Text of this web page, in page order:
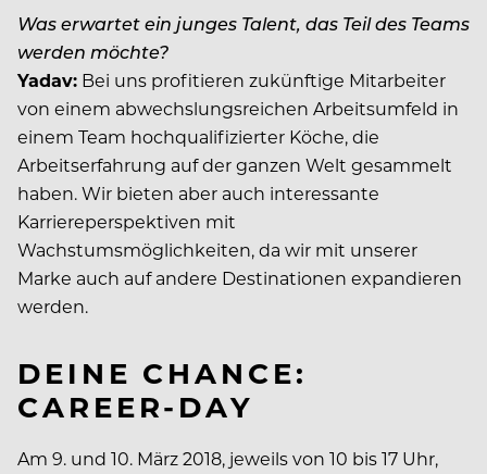
Was erwartet ein junges Talent, das Teil des Teams
werden möchte?
Yadav: Bei uns profitieren zukünftige Mitarbeiter
von einem abwechslungsreichen Arbeitsumfeld in
einem Team hochqualifizierter Köche, die
Arbeitserfahrung auf der ganzen Welt gesammelt
haben. Wir bieten aber auch interessante
Karriereperspektiven mit
Wachstumsmöglichkeiten, da wir mit unserer
Marke auch auf andere Destinationen expandieren
werden.
DEINE CHANCE:
CAREER-DAY
Am 9. und 10. März 2018, jeweils von 10 bis 17 Uhr,